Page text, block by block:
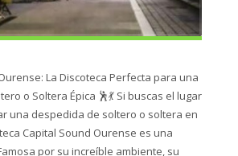
La Discoteca Perfecta para una
o Soltera Épica 🕺💃 Si buscas el lugar
una despedida de soltero o soltera en
Capital Sound Ourense es una
por su increíble ambiente, su